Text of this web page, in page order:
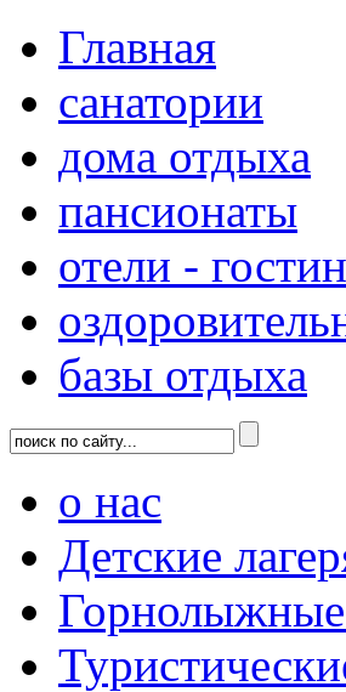
Главная
санатории
дома отдыха
пансионаты
отели -
базы отдыха
о нас
Детские